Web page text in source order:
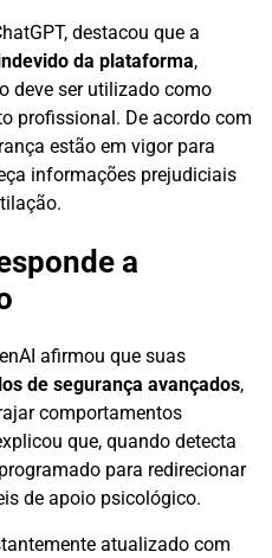
destacou que a
da plataforma,
deve ser utilizado como
profissional. De acordo com
estão em vigor para
informações prejudiciais
a
afirmou que suas
de segurança avançados,
comportamentos
que, quando detecta
para redirecionar
de apoio psicológico.
atualizado com